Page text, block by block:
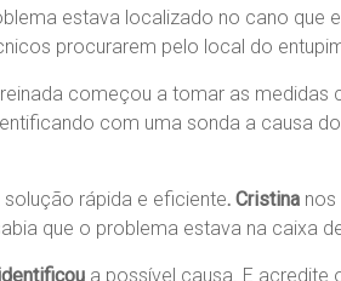
estava localizado no cano que
procurarem pelo local do
começou a tomar as medidas
com uma sonda a causa
rápida e eficiente. Cristina nos
que o problema estava na caixa
a possível causa. E acredite